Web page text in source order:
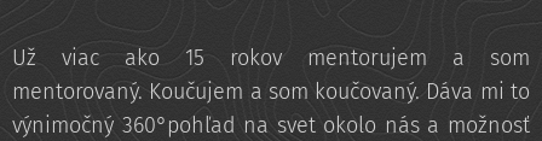
Už viac ako 15 rokov mentorujem a som
mentorovaný. Koučujem a som koučovaný. Dáva mi to
výnimočný 360°pohľad na svet okolo nás a možnosť